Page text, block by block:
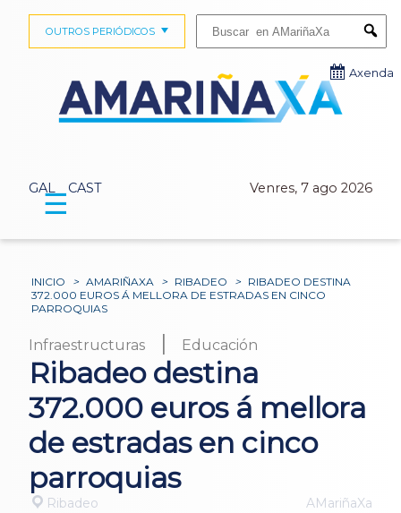
GAL CAST Venres, 7 ago 2026
OUTROS PERIÓDICOS
Axenda
☰
INICIO > AMARIÑAXA > RIBADEO > RIBADEO DESTINA
372.000 EUROS Á MELLORA DE ESTRADAS EN CINCO
PARROQUIAS
Infraestructuras | Educación
Ribadeo destina
372.000 euros á mellora
de estradas en cinco
parroquias
Ribadeo AMariñaXa